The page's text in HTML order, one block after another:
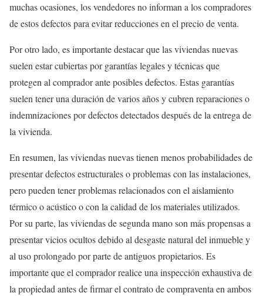
muchas ocasiones, los vendedores no informan a los compradores
de estos defectos para evitar reducciones en el precio de venta.
Por otro lado, es importante destacar que las viviendas nuevas
suelen estar cubiertas por garantías legales y técnicas que
protegen al comprador ante posibles defectos. Estas garantías
suelen tener una duración de varios años y cubren reparaciones o
indemnizaciones por defectos detectados después de la entrega de
la vivienda.
En resumen, las viviendas nuevas tienen menos probabilidades de
presentar defectos estructurales o problemas con las instalaciones,
pero pueden tener problemas relacionados con el aislamiento
térmico o acústico o con la calidad de los materiales utilizados.
Por su parte, las viviendas de segunda mano son más propensas a
presentar vicios ocultos debido al desgaste natural del inmueble y
al uso prolongado por parte de antiguos propietarios. Es
importante que el comprador realice una inspección exhaustiva de
la propiedad antes de firmar el contrato de compraventa en ambos